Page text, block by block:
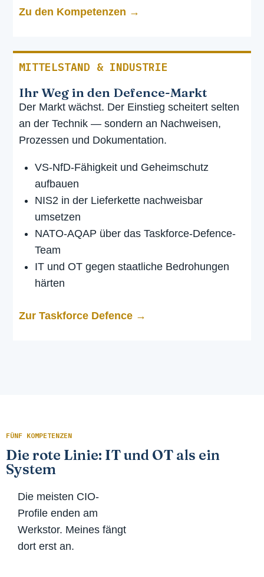
Zu den Kompetenzen →
MITTELSTAND & INDUSTRIE
Ihr Weg in den Defence-Markt
Der Markt wächst. Der Einstieg scheitert selten
an der Technik — sondern an Nachweisen,
Prozessen und Dokumentation.
VS-NfD-Fähigkeit und Geheimschutz
aufbauen
NIS2 in der Lieferkette nachweisbar
umsetzen
NATO-AQAP über das Taskforce-Defence-
Team
IT und OT gegen staatliche Bedrohungen
härten
Zur Taskforce Defence →
FÜNF KOMPETENZEN
Die rote Linie: IT und OT als ein
System
Die meisten CIO-
Profile enden am
Werkstor. Meines fängt
dort erst an.